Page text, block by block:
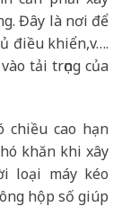
Đây là nơi để
điều khiển,v….
tải trọng của
chiều cao hạn
khăn khi xây
loại máy kéo
hộp số giúp